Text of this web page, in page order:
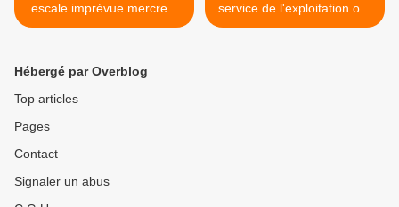
escale imprévue mercredi
et jeudi
service de l'exploitation off-
shore >
Hébergé par Overblog
Top articles
Pages
Contact
Signaler un abus